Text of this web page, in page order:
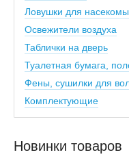
Ловушки для
Освежители воздуха
Таблички на дверь
Туалетная бумага,
Фены, сушилки для
Комплектующие
Новинки товаров